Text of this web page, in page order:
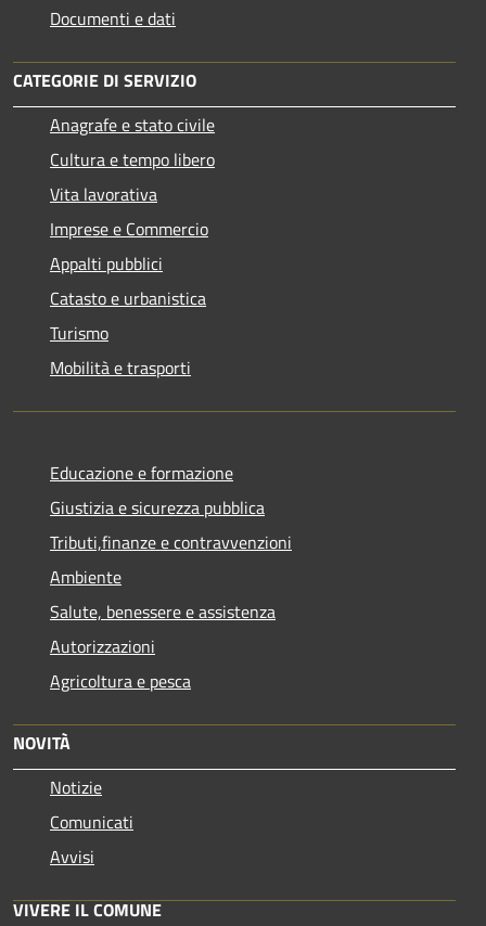
Documenti e dati
CATEGORIE DI SERVIZIO
Anagrafe e stato civile
Cultura e tempo libero
Vita lavorativa
Imprese e Commercio
Appalti pubblici
Catasto e urbanistica
Turismo
Mobilità e trasporti
Educazione e formazione
Giustizia e sicurezza pubblica
Tributi,finanze e contravvenzioni
Ambiente
Salute, benessere e assistenza
Autorizzazioni
Agricoltura e pesca
NOVITÀ
Notizie
Comunicati
Avvisi
VIVERE IL COMUNE